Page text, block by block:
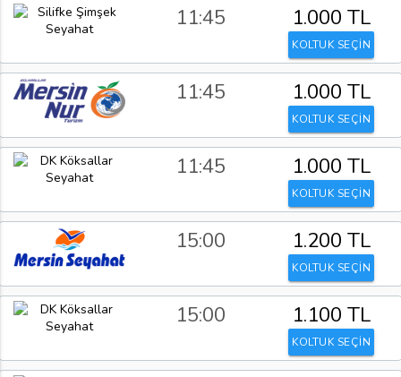
11:45 1.000 TL
KOLTUK SEÇİN
11:45 1.000 TL
KOLTUK SEÇİN
11:45 1.000 TL
KOLTUK SEÇİN
15:00 1.200 TL
KOLTUK SEÇİN
15:00 1.100 TL
KOLTUK SEÇİN